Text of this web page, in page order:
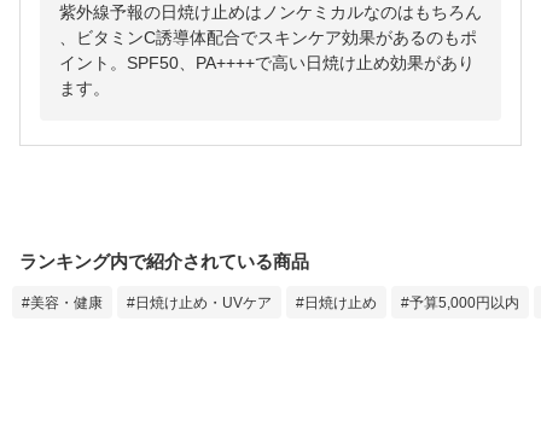
紫外線予報の日焼け止めはノンケミカルなのはもちろん
、ビタミンC誘導体配合でスキンケア効果があるのもポ
イント。SPF50、PA++++で高い日焼け止め効果があり
ます。
ランキング内で紹介されている商品
美容・健康 日焼け止め・UVケア 日焼け止め 予算5,000円以内